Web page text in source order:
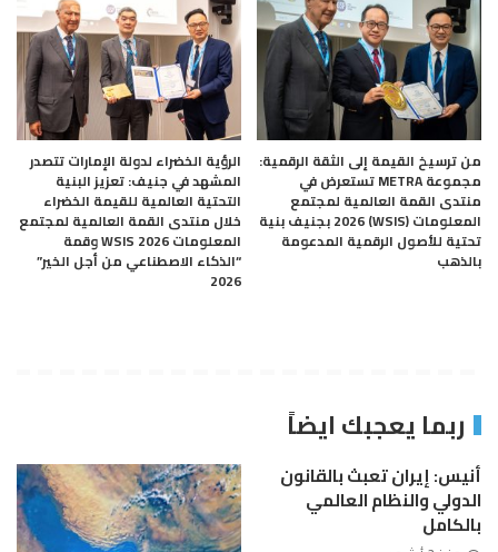
من ترسيخ القيمة إلى الثقة الرقمية:
مجموعة METRA تستعرض في
منتدى القمة العالمية لمجتمع
المعلومات (WSIS) 2026 بجنيف بنية
تحتية للأصول الرقمية المدعومة
بالذهب
الرؤية الخضراء لدولة الإمارات تتصدر
المشهد في جنيف: تعزيز البنية
التحتية العالمية للقيمة الخضراء
خلال منتدى القمة العالمية لمجتمع
المعلومات WSIS 2026 وقمة
“الذكاء الاصطناعي من أجل الخير”
2026
ربما يعجبك ايضاً
أنيس: إيران تعبث بالقانون
الدولي والنظام العالمي
بالكامل